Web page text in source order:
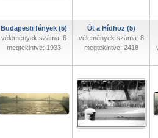
Budapesti fények (5)
vélemények száma: 6
megtekintve: 1933
Út a Hídhoz (5)
vélemények száma: 8
megtekintve: 2418